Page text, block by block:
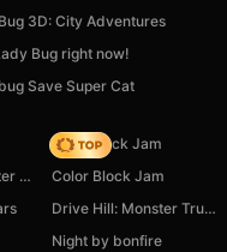
3D: City Adventures
Bug right now!
Save Super Cat
Slide Block Jam
Nubik in the Monster World
Color Block Jam
Drive Hill: Monster Trucks
Night by bonfire